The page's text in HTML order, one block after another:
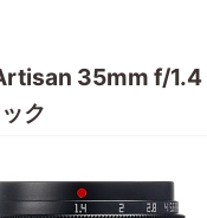
35mm f/1.4
ク